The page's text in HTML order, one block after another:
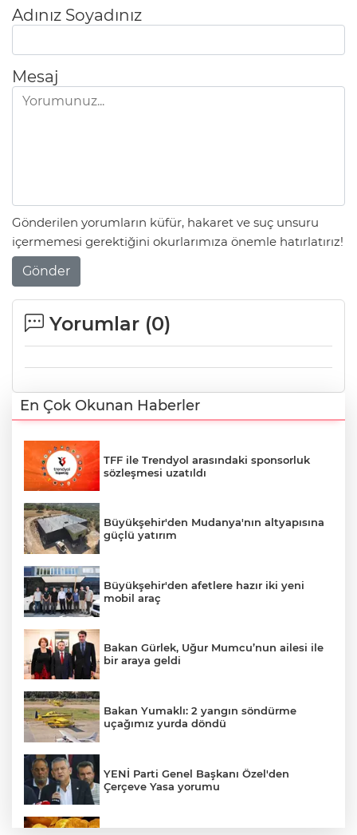
Adınız Soyadınız
Mesaj
Gönderilen yorumların küfür, hakaret ve suç unsuru
içermemesi gerektiğini okurlarımıza önemle hatırlatırız!
Gönder
Yorumlar (0)
En Çok Okunan Haberler
TFF ile Trendyol arasındaki sponsorluk
sözleşmesi uzatıldı
Büyükşehir'den Mudanya'nın altyapısına
güçlü yatırım
Büyükşehir'den afetlere hazır iki yeni
mobil araç
Bakan Gürlek, Uğur Mumcu’nun ailesi ile
bir araya geldi
Bakan Yumaklı: 2 yangın söndürme
uçağımız yurda döndü
YENİ Parti Genel Başkanı Özel'den
Çerçeve Yasa yorumu